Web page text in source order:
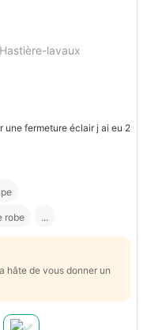
lavaux
une fermeture éclair j ai eu 2
robe ...
hâte de vous donner un